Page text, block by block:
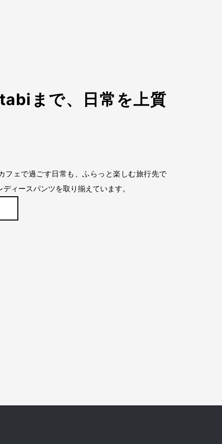
まで、日常を上質
フェで過ごす日常も、ふらっと楽しむ旅行先で
ィースパンツを取り揃えています。